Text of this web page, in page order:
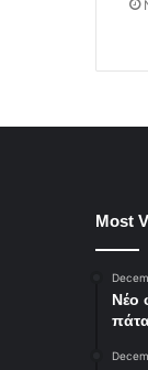
Most
Νέο